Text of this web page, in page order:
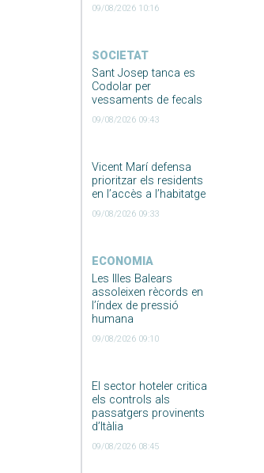
09/08/2026 10:16
SOCIETAT
Sant Josep tanca es
Codolar per
vessaments de fecals
09/08/2026 09:43
Vicent Marí defensa
prioritzar els residents
en l’accès a l’habitatge
09/08/2026 09:33
ECONOMIA
Les Illes Balears
assoleixen rècords en
l’índex de pressió
humana
09/08/2026 09:10
El sector hoteler critica
els controls als
passatgers provinents
d’Itàlia
09/08/2026 08:45